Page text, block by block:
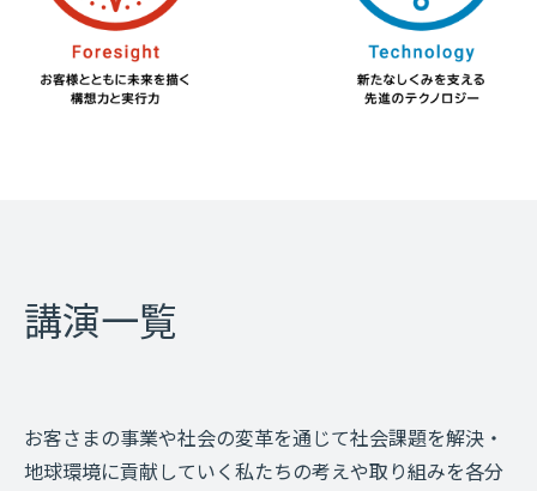
講演一覧
お客さまの事業や社会の変革を通じて社会課題を解決・
地球環境に貢献していく私たちの考えや取り組みを各分